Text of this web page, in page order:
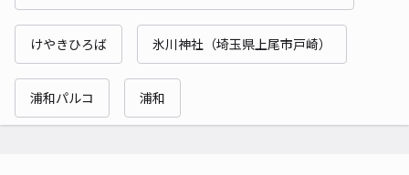
けやきひろば 氷川神社（埼玉県上尾市戸崎）
浦和パルコ 浦和